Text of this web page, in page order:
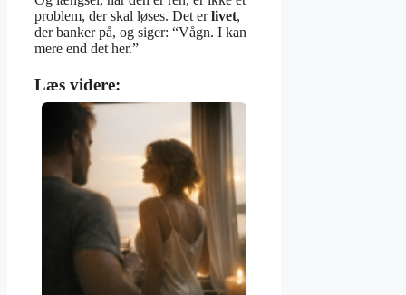
problem, der skal løses. Det erlivet,
der banker på, og siger: “Vågn. I kan
mere end det her.”
Læs videre: